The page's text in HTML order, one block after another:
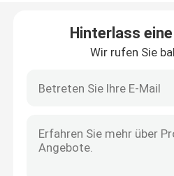
Hammermühle-
Biomasse-Trockner-
Pellet-Kühler
Hinterlass
Wir rufen Sie